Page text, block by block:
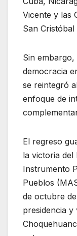
Vicente y las
San Cristóbal
Sin
democracia
se reintegró
enfoque de
El regreso
la victoria del
Instrumento
Pueblos
de octubre
presidencia